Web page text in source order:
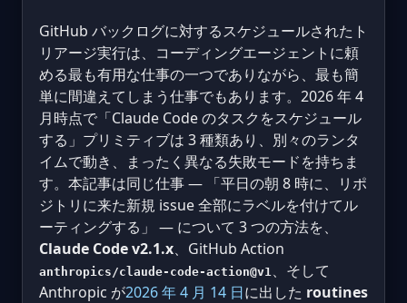
GitHub バックログに対するスケジュールされたト
リアージ実行は、コーディングエージェントに頼
める最も有用な仕事の一つでありながら、最も簡
単に間違えてしまう仕事でもあります。2026 年 4
月時点で「Claude Code のタスクをスケジュール
する」プリミティブは 3 種類あり、別々のランタ
イムで動き、まったく異なる失敗モードを持ちま
す。本記事は同じ仕事 — 「平日の朝 8 時に、リポ
ジトリに来た新規 issue 全部にラベルを付けてル
ーティングする」 — について 3 つの方法を、
Claude Code v2.1.x、GitHub Action
anthropics/claude-code-action@v1、そして
Anthropic が2026 年 4 月 14 日に出した routines